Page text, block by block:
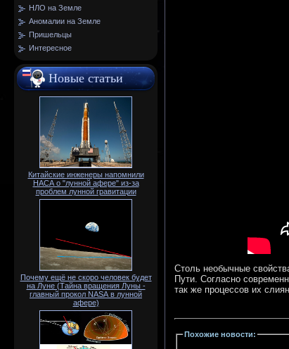
НЛО на Земле
Аномалии на Земле
Пришельцы
Интересное
Новые статьи
Китайские инженеры напомнили
НАСА о "лунной афере" из-за
проблем лунной гравитации
Почему ещё не скоро человек будет
на Луне (Тайна вращения Луны -
главный прокол NАSА в лунной
афере)
Столь необычные
Пути. Согласно
так же процессов их
Похожие новости: